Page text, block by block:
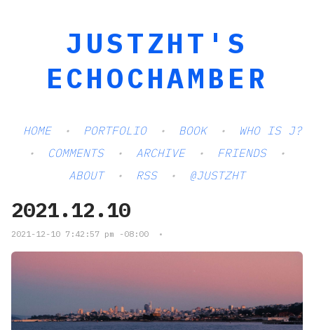
JUSTZHT'S
ECHOCHAMBER
HOME PORTFOLIO BOOK
WHO IS J?
COMMENTS
ARCHIVE
FRIENDS
ABOUT
RSS @JUSTZHT
2021.12.10
2021-12-10 7:42:57 pm -08:00 •